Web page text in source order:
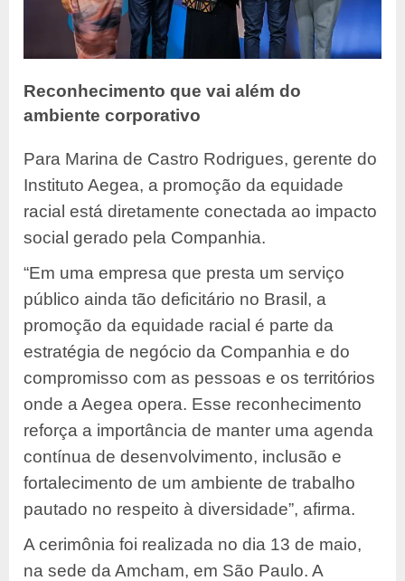
Reconhecimento que vai além do
ambiente corporativo
Para Marina de Castro Rodrigues, gerente do
Instituto Aegea, a promoção da equidade
racial está diretamente conectada ao impacto
social gerado pela Companhia.
“Em uma empresa que presta um serviço
público ainda tão deficitário no Brasil, a
promoção da equidade racial é parte da
estratégia de negócio da Companhia e do
compromisso com as pessoas e os territórios
onde a Aegea opera. Esse reconhecimento
reforça a importância de manter uma agenda
contínua de desenvolvimento, inclusão e
fortalecimento de um ambiente de trabalho
pautado no respeito à diversidade”, afirma.
A cerimônia foi realizada no dia 13 de maio,
na sede da Amcham, em São Paulo. A